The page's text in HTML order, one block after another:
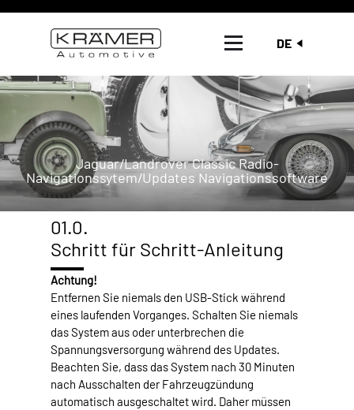
DE
Jaguar/Landrover Classic Radio-
Navigationssytem/Updates Navigationssoftware
01.0.
Schritt für Schritt-Anleitung
Achtung!
Entfernen Sie niemals den USB-Stick während
eines laufenden Vorganges. Schalten Sie niemals
das System aus oder unterbrechen die
Spannungsversorgung während des Updates.
Beachten Sie, dass das System nach 30 Minuten
nach Ausschalten der Fahrzeugzündung
automatisch ausgeschaltet wird. Daher müssen